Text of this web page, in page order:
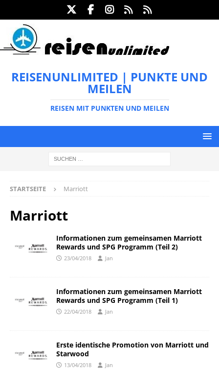
REISENUNLIMITED | PUNKTE UND
MEILEN
REISEN MIT PUNKTEN UND MEILEN
STARTSEITE Marriott
Marriott
Informationen zum gemeinsamen Marriott
Rewards und SPG Programm (Teil 2)
23/04/2018 Jan
Informationen zum gemeinsamen Marriott
Rewards und SPG Programm (Teil 1)
22/04/2018 Jan
Erste identische Promotion von Marriott und
Starwood
13/04/2018 Jan